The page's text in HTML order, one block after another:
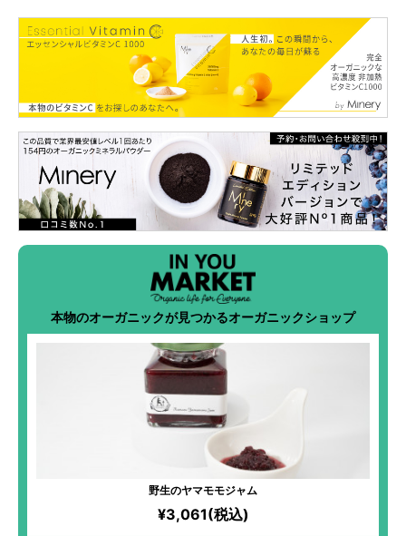
本物のオーガニックが見つかるオーガニックショップ
野生のヤマモモジャム
¥3,061(税込)